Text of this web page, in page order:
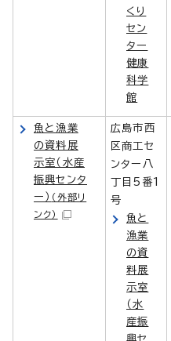
くり
セン
ター
健康
科学
館
魚と漁業
の資料展
示室（水産
振興センタ
ー） （外部リ
ンク）
広島市西
区商工セ
ンター八
丁目5番1
号
魚と
漁業
の資
料展
示室
（水
産振
興セ